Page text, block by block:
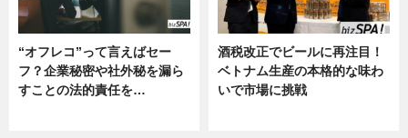
“オフレコ”って言えばセー
フ？企業秘密や社外秘を漏ら
すことの法的責任を…
酒税改正でビールに再注目！
ベトナム生産の本格的な味わ
いで市場に挑戦